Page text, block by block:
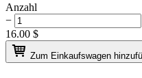
Anzahl
−
16.00 $
Zum Einkaufswagen